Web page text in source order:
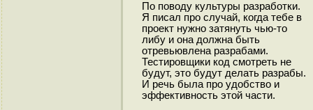
По поводу культуры разработки.
Я писал про случай, когда тебе в
проект нужно затянуть чью-то
либу и она должна быть
отревьювлена разрабами.
Тестировщики код смотреть не
будут, это будут делать разрабы.
И речь была про удобство и
эффективность этой части.